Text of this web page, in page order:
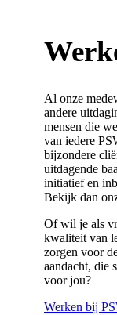
Al onze
andere
mensen die
van iedere
bijzondere
uitdagende
initiatief en
Bekijk dan
Of wil je als
kwaliteit van
zorgen voor
aandacht, die
voor jou?
Werken bij